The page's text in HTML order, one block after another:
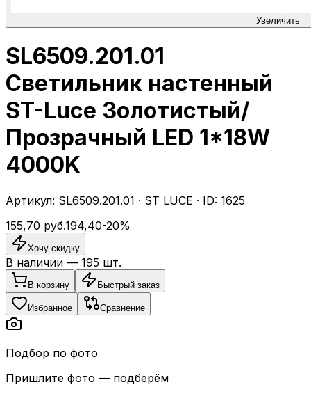
Увеличить
SL6509.201.01
Светильник настенный
ST-Luce Золотистый/
Прозрачный LED 1*18W
4000K
Артикул: SL6509.201.01 · ST LUCE · ID: 1625
155,70 руб.194,40-20%
Хочу скидку
В наличии — 195 шт.
В корзину Быстрый заказ
Избранное Сравнение
Подбор по фото
Пришлите фото — подберём